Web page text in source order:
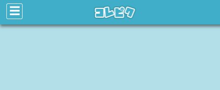
☰